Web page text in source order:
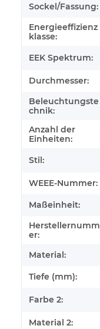
Sockel/Fassung:
Energieeffizienz
klasse:
EEK Spektrum:
Durchmesser:
Beleuchtungste
chnik:
Anzahl der
Einheiten:
Stil:
WEEE-Nummer:
Maßeinheit:
Herstellernumm
er:
Material:
Tiefe (mm):
Farbe 2:
Material 2: